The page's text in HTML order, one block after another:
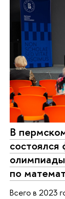
В
по
Всего в 2023